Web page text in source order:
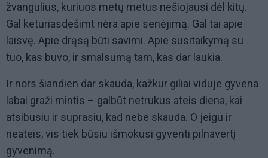
žvangulius, kuriuos metų metus nešiojausi dėl kitų.
Gal keturiasdešimt nėra apie senėjimą. Gal tai apie
laisvę. Apie drąsą būti savimi. Apie susitaikymą su
tuo, kas buvo, ir smalsumą tam, kas dar laukia.
Ir nors šiandien dar skauda, kažkur giliai viduje gyvena
labai graži mintis – galbūt netrukus ateis diena, kai
atsibusiu ir suprasiu, kad nebe skauda. O jeigu ir
neateis, vis tiek būsiu išmokusi gyventi pilnavertį
gyvenimą.